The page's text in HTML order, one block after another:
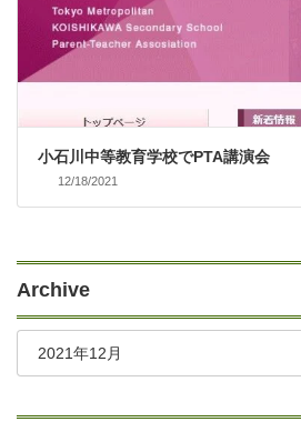
小石川中等教育学校でPTA講演会
12/18/2021
Archive